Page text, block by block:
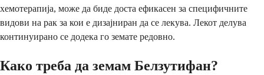
хемотерапија, може да биде доста ефикасен за специфичните
видови на рак за кои е дизајниран да се лекува. Лекот делува
континуирано се додека го земате редовно.
Како треба да земам Белзутифан?